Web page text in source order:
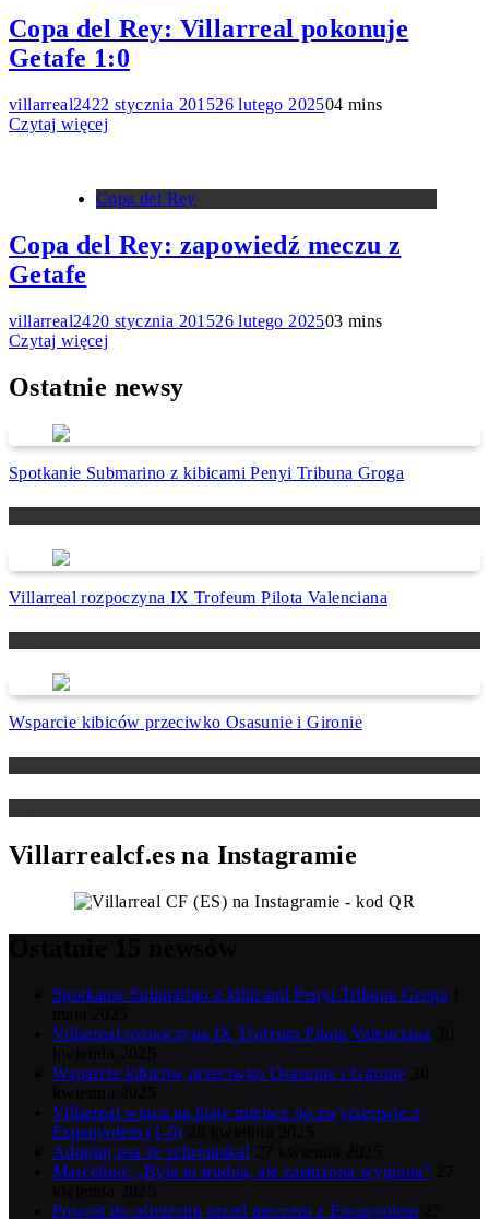
Copa del Rey: Villarreal pokonuje
Getafe 1:0
villarreal2422 stycznia 201526 lutego 202504 mins
Czytaj więcej
Copa del Rey
Copa del Rey: zapowiedź meczu z
Getafe
villarreal2420 stycznia 201526 lutego 202503 mins
Czytaj więcej
Ostatnie newsy
Spotkanie Submarino z kibicami Penyi Tribuna Groga
Villarreal rozpoczyna IX Trofeum Pilota Valenciana
Wsparcie kibiców przeciwko Osasunie i Gironie
Villarrealcf.es na Instagramie
Spotkanie Submarino z kibicami Penyi Tribuna Groga
Villarreal rozpoczyna IX Trofeum Pilota Valenciana
Wsparcie kibiców przeciwko Osasunie i Gironie
Villarreal wraca na piąte miejsce po zwycięstwie z
Espanyolem (1-0)
Adoptuj psa ze schroniska!
Marcelino: „Była to trudna, ale zasłużona wygrana”
Powrót do uśmiechu przed meczem z Espanyolem